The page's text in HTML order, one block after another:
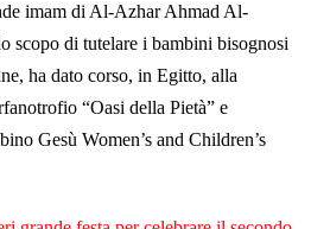
imam di Al-Azhar Ahmad Al-
scopo di tutelare i bambini bisognosi
ha dato corso, in Egitto, alla
“Oasi della Pietà” e
Gesù Women’s and Children’s